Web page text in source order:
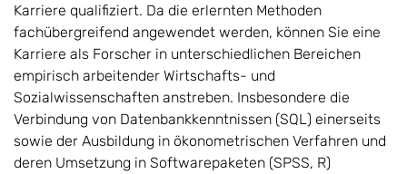
Karriere qualifiziert. Da die erlernten Methoden
fachübergreifend angewendet werden, können Sie eine
Karriere als Forscher in unterschiedlichen Bereichen
empirisch arbeitender Wirtschafts- und
Sozialwissenschaften anstreben. Insbesondere die
Verbindung von Datenbankkenntnissen (SQL) einerseits
sowie der Ausbildung in ökonometrischen Verfahren und
deren Umsetzung in Softwarepaketen (SPSS, R)